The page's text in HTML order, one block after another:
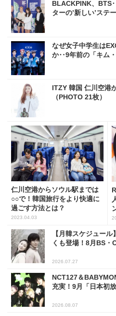
BLACKPINK、
ターの’新しい’ステ
なぜ女子中学生は
か‥9年前の「キム・
ITZY 韓国 仁川空港
（PHOTO 21枚）
仁川空港からソウル駅までは
○○で！韓国旅行をより快適に
過ごす方法とは？
2023.04.03
【月韓スケジュー
くも登場！8月BS・
2026.07.27
NCT127＆
充実！9月「日本初
2026.08.07